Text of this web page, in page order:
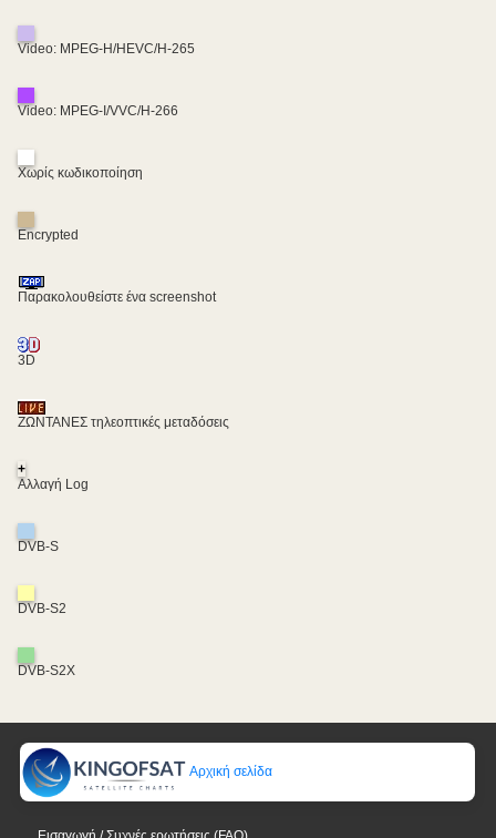
Video: MPEG-H/HEVC/H-265
Video: MPEG-I/VVC/H-266
Χωρίς κωδικοποίηση
Encrypted
Παρακολουθείστε ένα screenshot
3D
ΖΩΝΤΑΝΕΣ τηλεοπτικές μεταδόσεις
+
Αλλαγή Log
DVB-S
DVB-S2
DVB-S2X
Αρχική σελίδα